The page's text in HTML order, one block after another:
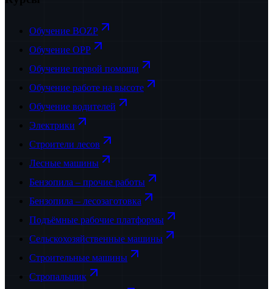
Обучение BOZP
Обучение OPP
Обучение первой помощи
Обучение работе на высоте
Обучение водителей
Электрики
Строители лесов
Лесные машины
Бензопила – прочие работы
Бензопила – лесозаготовка
Подъёмные рабочие платформы
Сельскохозяйственные машины
Строительные машины
Стропальщик